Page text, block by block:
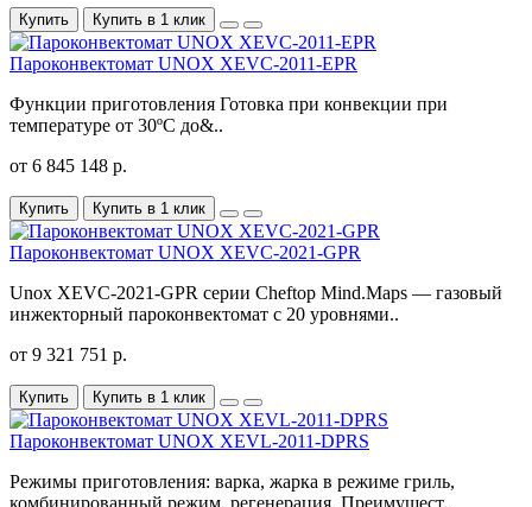
Купить Купить в 1 клик
Пароконвектомат UNOX XEVC-2011-EPR
Функции приготовления Готовка при конвекции при
температуре от 30ºС до&..
от 6 845 148 р.
Купить Купить в 1 клик
Пароконвектомат UNOX XEVC-2021-GPR
Unox XEVC-2021-GPR серии Cheftop Mind.Maps — газовый
инжекторный пароконвектомат с 20 уровнями..
от 9 321 751 р.
Купить Купить в 1 клик
Пароконвектомат UNOX XEVL-2011-DPRS
Режимы приготовления: варка, жарка в режиме гриль,
комбинированный режим, регенерация. Преимущест..